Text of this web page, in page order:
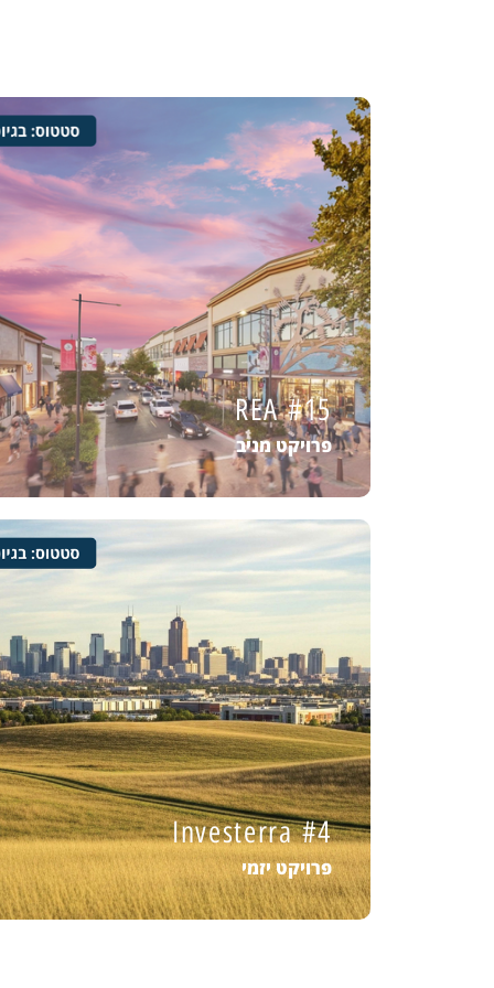
REA #15
פרויקט מניב
REA #15
פרויקט מניב
מידע נוסף
Investerra #4
פרויקט יזמי
Investerra #4
פרויקט יזמי
מידע נוסף